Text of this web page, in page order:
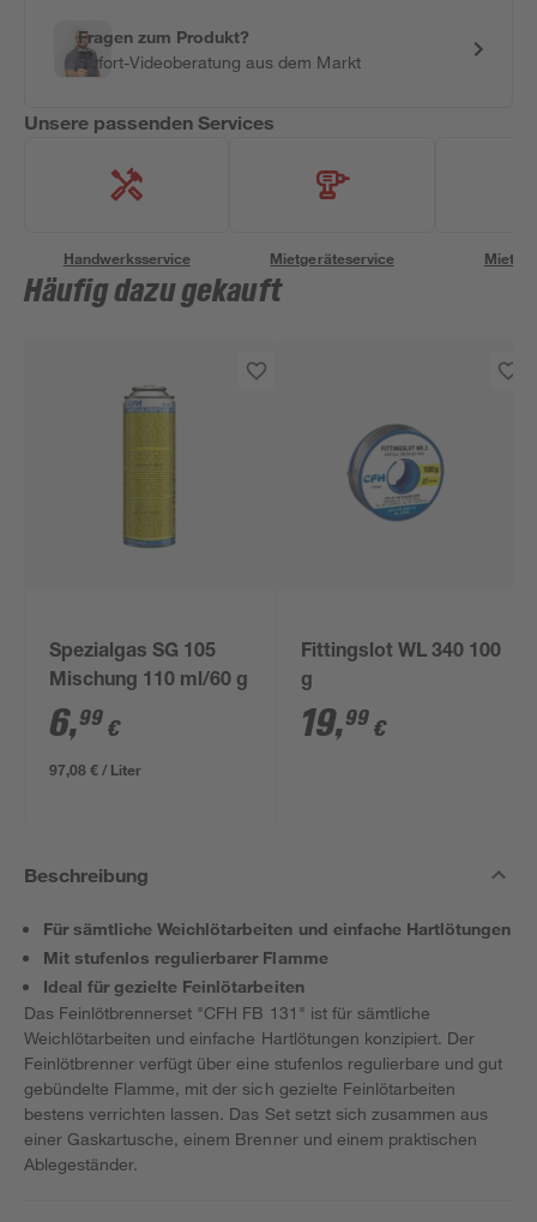
Fragen zum Produkt?
Sofort-Videoberatung aus dem Markt
Unsere passenden Services
Handwerksservice Mietgeräteservice
Häufig dazu gekauft
Spezialgas SG 105
Mischung 110 ml/60 g
6,99 €
97,08 € / Liter
Fittingslot WL 340 100
g
19,99 €
Beschreibung
Für sämtliche Weichlötarbeiten und einfache Hartlötungen
Mit stufenlos regulierbarer Flamme
Ideal für gezielte Feinlötarbeiten
Das Feinlötbrennerset "CFH FB 131" ist für sämtliche
Weichlötarbeiten und einfache Hartlötungen konzipiert. Der
Feinlötbrenner verfügt über eine stufenlos regulierbare und gut
gebündelte Flamme, mit der sich gezielte Feinlötarbeiten
bestens verrichten lassen. Das Set setzt sich zusammen aus
einer Gaskartusche, einem Brenner und einem praktischen
Ablegeständer.